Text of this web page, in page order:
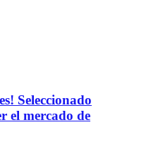
Seleccionado
el mercado de